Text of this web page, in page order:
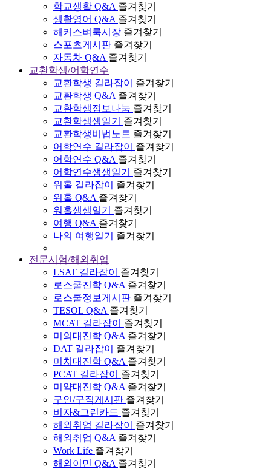
학교생활 Q&A 즐겨찾기
생활영어 Q&A 즐겨찾기
해커스벼룩시장 즐겨찾기
스포츠게시판 즐겨찾기
자동차 Q&A 즐겨찾기
교환학생/어학연수
교환학생 길라잡이
즐겨찾기
교환학생 Q&A 즐겨찾기
교환학생정보나눔 즐겨찾기
교환학생생일기
즐겨찾기
교환학생비법노트 즐겨찾기
어학연수 길라잡이
즐겨찾기
어학연수 Q&A 즐겨찾기
어학연수생생일기
즐겨찾기
워홀 길라잡이
즐겨찾기
워홀 Q&A 즐겨찾기
워홀생생일기
즐겨찾기
여행 Q&A 즐겨찾기
나의 여행일기
즐겨찾기
전문시험/해외취업
LSAT 길라잡이
즐겨찾기
로스쿨진학 Q&A 즐겨찾기
로스쿨정보게시판 즐겨찾기
TESOL Q&A 즐겨찾기
MCAT 길라잡이
즐겨찾기
미의대진학 Q&A 즐겨찾기
DAT 길라잡이
즐겨찾기
미치대진학 Q&A 즐겨찾기
PCAT 길라잡이
즐겨찾기
미약대진학 Q&A 즐겨찾기
구인/구직게시판 즐겨찾기
비자&그린카드 즐겨찾기
해외취업 길라잡이
즐겨찾기
해외취업 Q&A 즐겨찾기
Work Life 즐겨찾기
해외이민 Q&A 즐겨찾기